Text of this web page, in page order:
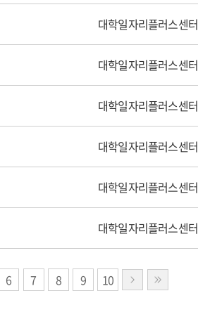
대학일자리플러스센터
대학일자리플러스센터
대학일자리플러스센터
대학일자리플러스센터
대학일자리플러스센터
대학일자리플러스센터
6 7 8 9 10